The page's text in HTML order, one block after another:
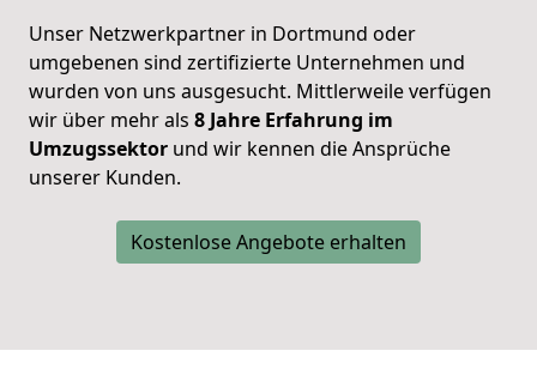
Unser Netzwerkpartner in Dortmund oder
umgebenen sind zertifizierte Unternehmen und
wurden von uns ausgesucht. Mittlerweile verfügen
wir über mehr als 8 Jahre Erfahrung im
Umzugssektor und wir kennen die Ansprüche
unserer Kunden.
Kostenlose Angebote erhalten